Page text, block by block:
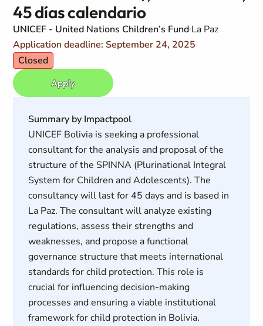
45 días calendario
UNICEF - United Nations Children’s Fund La Paz
Application deadline: September 24, 2025
Closed
Apply
Summary by Impactpool
UNICEF Bolivia is seeking a professional
consultant for the analysis and proposal of the
structure of the SPINNA (Plurinational Integral
System for Children and Adolescents). The
consultancy will last for 45 days and is based in
La Paz. The consultant will analyze existing
regulations, assess their strengths and
weaknesses, and propose a functional
governance structure that meets international
standards for child protection. This role is
crucial for influencing decision-making
processes and ensuring a viable institutional
framework for child protection in Bolivia.